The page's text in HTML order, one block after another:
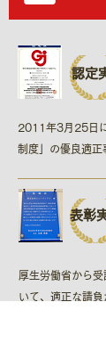
認定
2011年3月25日
制度​」の優良適正
表彰
厚生労働省から
いて、適正な請